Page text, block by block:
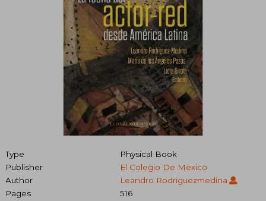
Type
Physical Book
Publisher
El Colegio De Mexico
Author
Leandro Rodriguezmedina
Pages
516